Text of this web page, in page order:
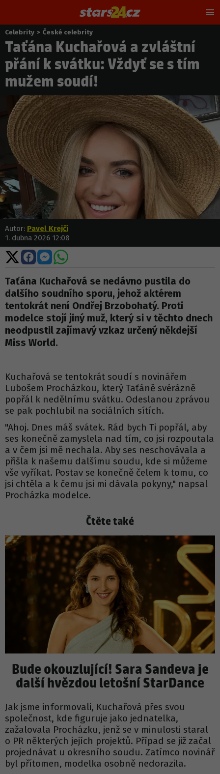
Nacházíte
se
zde:
Celebrity > České celebrity
Taťána Kuchařová a zvláštní
přání k svátku: Vždyť se s tím
mužem soudí!
Autor: Pavel Krejčí
1. dubna 2026 12:08
Sdílet
na
X
Sdílet
na
Facebooku
Sdílet
na
Messengeru
Sdílet
WhatsApp
Taťána Kuchařová se nedávno pustila do
dalšího soudního sporu, jehož aktérem
tentokrát není Ondřej Brzobohatý. Proti
modelce stojí jiný muž, který si v těchto dnech
neodpustil zajímavý vzkaz určený někdejší
Miss World.
Kuchařová se tentokrát soudí s novinářem
Lubošem Procházkou, který Taťáně svérázně
popřál k nedělnímu svátku. Odeslanou zprávou
se pak pochlubil na sociálních sítích.
"Ahoj. Dnes máš svátek. Rád bych Ti popřál, aby
ses konečně zamyslela nad tím, co jsi rozpoutala
a v čem jsi mě nechala. Aby ses neschovávala a
přišla k našemu dalšímu soudu, kde si můžeme
vše vyříkat. Postav se konečně čelem k tomu, co
jsi chtěla a k čemu jsi mi dávala pokyny," napsal
Procházka modelce.
Čtěte také
Bude okouzlující! Sara Sandeva je
další hvězdou letošní StarDance
Jak jsme informovali, Kuchařová přes svou
společnost, kde figuruje jako jednatelka,
zažalovala Procházku, jenž se v minulosti staral
o PR některých jejích projektů. Případ se již začal
projednávat u okresního soudu. Zatímco novinář
byl přítomen, modelka osobně nedorazila.